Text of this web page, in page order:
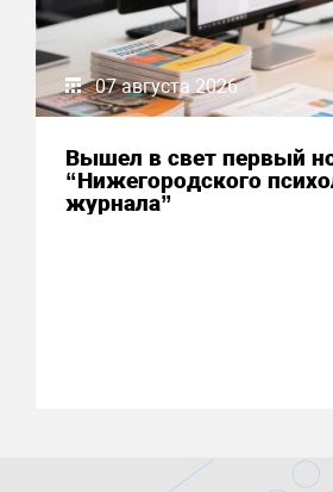
07 августа 2026
Вышел в свет первый
“Нижегородского
журнала”